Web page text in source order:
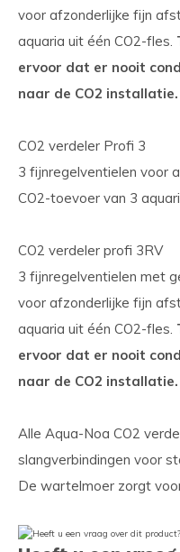
voor afzonderlijke fijn
aquaria uit één CO2-fles.
ervoor dat er nooit
naar de CO2 installatie.
CO2 verdeler Profi 3
3 fijnregelventielen voor
CO2-toevoer van 3
CO2 verdeler profi 3RV
3 fijnregelventielen met
voor afzonderlijke fijn
aquaria uit één CO2-fles.
ervoor dat er nooit
naar de CO2 installatie.
Alle Aqua-Noa CO2
slangverbindingen voor
De wartelmoer zorgt